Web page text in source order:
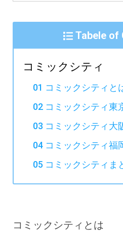
Tabele of
コミックシティ
01 コミックシティと
02 コミックシティ東
03 コミックシティ大
04 コミックシティ福
05 コミックシティま
コミックシティとは